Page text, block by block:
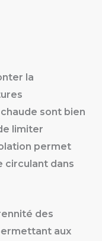
la
sont bien
limiter
permet
circulant dans
des
aux